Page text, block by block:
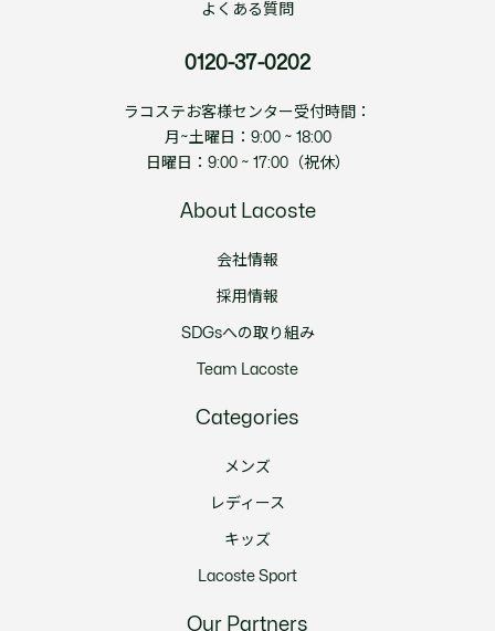
よくある質問
0120-37-0202
ラコステお客様センター受付時間：
月~土曜日：9:00 ~ 18:00
日曜日：9:00 ~ 17:00（祝休）
About Lacoste
会社情報
採用情報
SDGsへの取り組み
Team Lacoste
Categories
メンズ
レディース
キッズ
Lacoste Sport
Our Partners